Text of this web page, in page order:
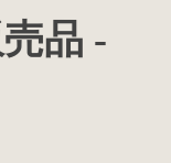
品 -